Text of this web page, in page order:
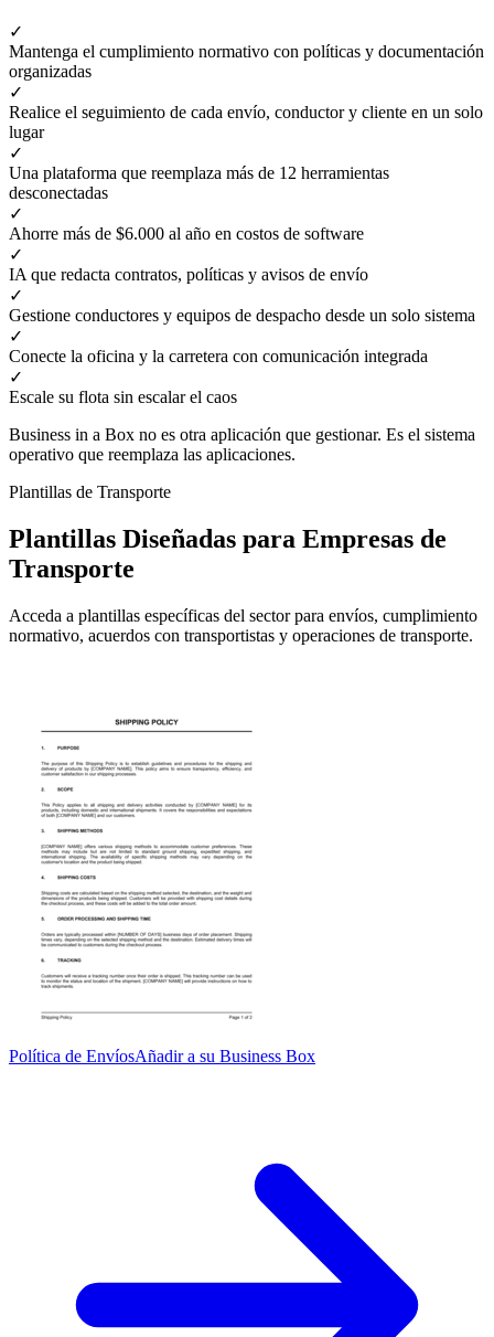
✓
Mantenga el cumplimiento normativo con políticas y documentación
organizadas
✓
Realice el seguimiento de cada envío, conductor y cliente en un solo
lugar
✓
Una plataforma que reemplaza más de 12 herramientas
desconectadas
✓
Ahorre más de $6.000 al año en costos de software
✓
IA que redacta contratos, políticas y avisos de envío
✓
Gestione conductores y equipos de despacho desde un solo sistema
✓
Conecte la oficina y la carretera con comunicación integrada
✓
Escale su flota sin escalar el caos
Business in a Box no es otra aplicación que gestionar. Es el sistema
operativo que reemplaza las aplicaciones.
Plantillas de Transporte
Plantillas Diseñadas para Empresas de
Transporte
Acceda a plantillas específicas del sector para envíos, cumplimiento
normativo, acuerdos con transportistas y operaciones de transporte.
Política de EnvíosAñadir a su Business Box